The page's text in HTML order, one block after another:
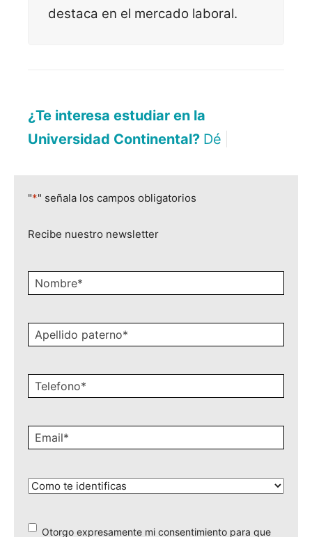
destaca en el mercado laboral.
¿Te interesa estudiar en la
Universidad Continental? Déjanos a
"*" señala los campos obligatorios
Recibe nuestro newsletter
Nombre*
Apellido
paterno*
Celular*
Email*
¿Cómo
identificas?
*
Otorgo expresamente mi consentimiento para que